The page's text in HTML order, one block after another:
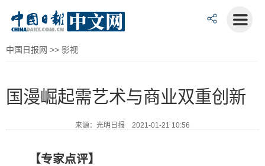
中国日报网 >> 影视
国漫崛起需艺术与商业双重创新
来源：光明日报 2021-01-21 10:56
【专家点评】